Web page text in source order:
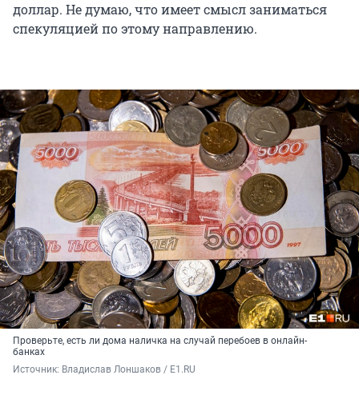
доллар. Не думаю, что имеет смысл заниматься
спекуляцией по этому направлению.
Проверьте, есть ли дома наличка на случай перебоев в онлайн-
банках
Источник: Владислав Лоншаков / E1.RU